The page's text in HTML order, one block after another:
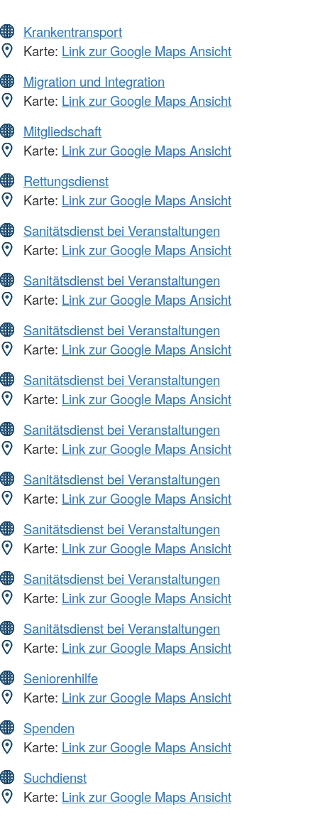
Krankentransport
Karte: Link zur Google Maps Ansicht
Migration und Integration
Karte: Link zur Google Maps Ansicht
Mitgliedschaft
Karte: Link zur Google Maps Ansicht
Rettungsdienst
Karte: Link zur Google Maps Ansicht
Sanitätsdienst bei Veranstaltungen
Karte: Link zur Google Maps Ansicht
Sanitätsdienst bei Veranstaltungen
Karte: Link zur Google Maps Ansicht
Sanitätsdienst bei Veranstaltungen
Karte: Link zur Google Maps Ansicht
Sanitätsdienst bei Veranstaltungen
Karte: Link zur Google Maps Ansicht
Sanitätsdienst bei Veranstaltungen
Karte: Link zur Google Maps Ansicht
Sanitätsdienst bei Veranstaltungen
Karte: Link zur Google Maps Ansicht
Sanitätsdienst bei Veranstaltungen
Karte: Link zur Google Maps Ansicht
Sanitätsdienst bei Veranstaltungen
Karte: Link zur Google Maps Ansicht
Sanitätsdienst bei Veranstaltungen
Karte: Link zur Google Maps Ansicht
Seniorenhilfe
Karte: Link zur Google Maps Ansicht
Spenden
Karte: Link zur Google Maps Ansicht
Suchdienst
Karte: Link zur Google Maps Ansicht